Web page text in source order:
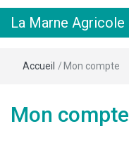
La Marne Agricole
Accueil /Mon compte
Mon compte